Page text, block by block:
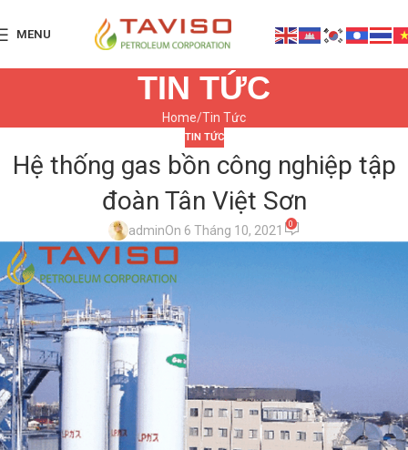
MENU
TIN TỨC
Home Tin Tức
TIN TỨC
Hệ thống gas bồn công nghiệp tập
đoàn Tân Việt Sơn
adminOn 6 Tháng 10, 2021 0